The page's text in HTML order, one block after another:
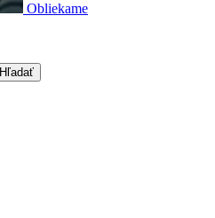
Obliekame
Hľadať